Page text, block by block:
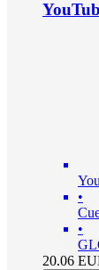
•
•
20.06